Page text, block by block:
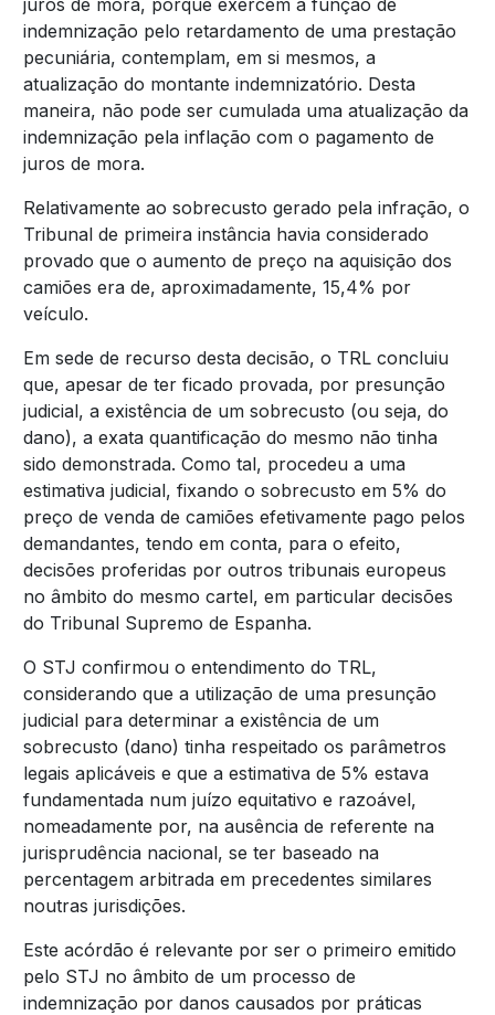
indemnização pelo retardamento de uma prestação
pecuniária, contemplam, em si mesmos, a
atualização do montante indemnizatório. Desta
maneira, não pode ser cumulada uma atualização da
indemnização pela inflação com o pagamento de
juros de mora.
Relativamente ao sobrecusto gerado pela infração, o
Tribunal de primeira instância havia considerado
provado que o aumento de preço na aquisição dos
camiões era de, aproximadamente, 15,4% por
veículo.
Em sede de recurso desta decisão, o TRL concluiu
que, apesar de ter ficado provada, por presunção
judicial, a existência de um sobrecusto (ou seja, do
dano), a exata quantificação do mesmo não tinha
sido demonstrada. Como tal, procedeu a uma
estimativa judicial, fixando o sobrecusto em 5% do
preço de venda de camiões efetivamente pago pelos
demandantes, tendo em conta, para o efeito,
decisões proferidas por outros tribunais europeus
no âmbito do mesmo cartel, em particular decisões
do Tribunal Supremo de Espanha.
O STJ confirmou o entendimento do TRL,
considerando que a utilização de uma presunção
judicial para determinar a existência de um
sobrecusto (dano) tinha respeitado os parâmetros
legais aplicáveis e que a estimativa de 5% estava
fundamentada num juízo equitativo e razoável,
nomeadamente por, na ausência de referente na
jurisprudência nacional, se ter baseado na
percentagem arbitrada em precedentes similares
noutras jurisdições.
Este acórdão é relevante por ser o primeiro emitido
pelo STJ no âmbito de um processo de
indemnização por danos causados por práticas